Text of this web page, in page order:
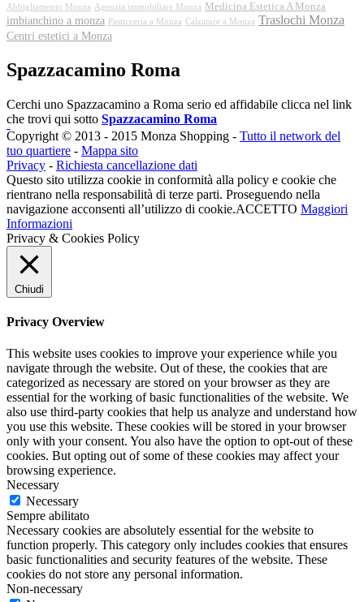
Abbigliamento Monza Agenzia immobiliare Monza Medicina Estetica A Monza
imbianchino a monza Pasticceria a Monza Calzature a Monza Traslochi Monza
Centri estetici a Monza
Spazzacamino Roma
Cerchi uno Spazzacamino a Roma serio ed affidabile clicca nel link
che trovi qui sotto Spazzacamino Roma
토
토
사
이
트
추
천
Copyright © 2013 - 2015 Monza Shopping - Tutto il network del
tuo quartiere - Mappa sito
Privacy - Richiesta cancellazione dati
Questo sito utilizza cookie in conformità alla policy e cookie che
rientrano nella responsabilità di terze parti. Proseguendo nella
navigazione acconsenti all’utilizzo di cookie.ACCETTO Maggiori
Informazioni
Privacy & Cookies Policy
Chiudi
Privacy Overview
This website uses cookies to improve your experience while you
navigate through the website. Out of these, the cookies that are
categorized as necessary are stored on your browser as they are
essential for the working of basic functionalities of the website. We
also use third-party cookies that help us analyze and understand how
you use this website. These cookies will be stored in your browser
only with your consent. You also have the option to opt-out of these
cookies. But opting out of some of these cookies may affect your
browsing experience.
Necessary
Necessary
Sempre abilitato
Necessary cookies are absolutely essential for the website to
function properly. This category only includes cookies that ensures
basic functionalities and security features of the website. These
cookies do not store any personal information.
Non-necessary